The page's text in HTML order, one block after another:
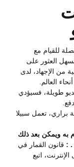
للقيام مع
العثور على
من الإجهاد، لدى
العالم.
طويلة، فسيؤدي
براري، تعمل سبيلا
ويمكن بعد ذلك
. : قانون القمار في
اتبع